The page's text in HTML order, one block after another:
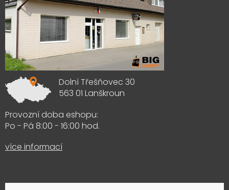
Dolní Třešňovec 30
563 01 Lanškroun
Provozní doba eshopu:
Po - Pá 8:00 - 16:00 hod.
více informací